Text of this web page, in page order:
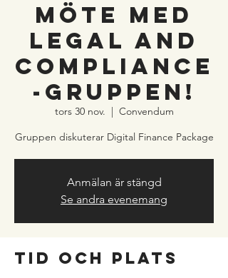
Möte med
Legal and
Compliance
-gruppen!
tors 30 nov.
  |
Convendum
Gruppen diskuterar Digital Finance Package
Anmälan är stängd
Se andra evenemang
Tid och plats